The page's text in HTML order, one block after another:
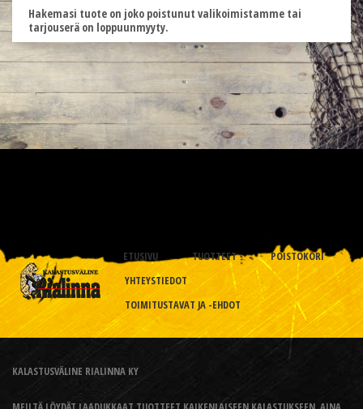
Hakemasi tuote on joko poistunut valikoimistamme tai
tarjouserä on loppuunmyyty.
ETUSIVU TUOTTEET
POISTOKORI
YHTEYSTIEDOT
TOIMITUSTAVAT JA -EHDOT
KALASTUSVÄLINE RIALINNA KY